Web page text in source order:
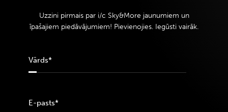
Uzzini pirmais par i/c Sky&More jaunumiem un
īpašajiem piedāvājumiem! Pievienojies. Iegūsti vairāk.